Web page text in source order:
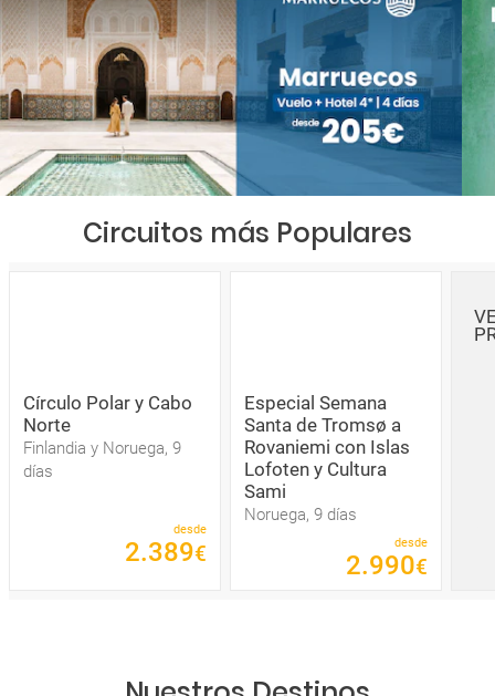
Circuitos más Populares
Círculo Polar y Cabo
Norte
Finlandia y Noruega, 9
días
desde
2.389€
Especial Semana
Santa de Tromsø a
Rovaniemi con Islas
Lofoten y Cultura
Sami
Noruega, 9 días
desde
2.990€